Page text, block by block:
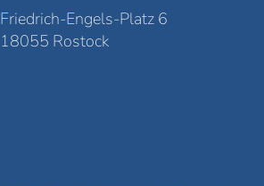
Friedrich-Engels-Platz 6
18055 Rostock